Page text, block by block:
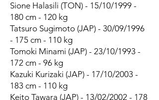
Sione Halasili (TON) - 15/10/1999 -
180 cm - 120 kg
Tatsuro Sugimoto (JAP) - 30/09/1996
- 175 cm - 110 kg
Tomoki Minami (JAP) - 23/10/1993 -
172 cm - 96 kg
Kazuki Kurizaki (JAP) - 17/10/2003 -
183 cm - 110 kg
Keito Tawara (JAP) - 13/02/2002 - 178